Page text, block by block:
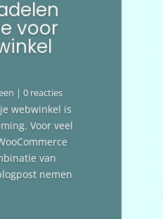
voor
| 0 reacties
webwinkel is
Voor veel
van
nemen